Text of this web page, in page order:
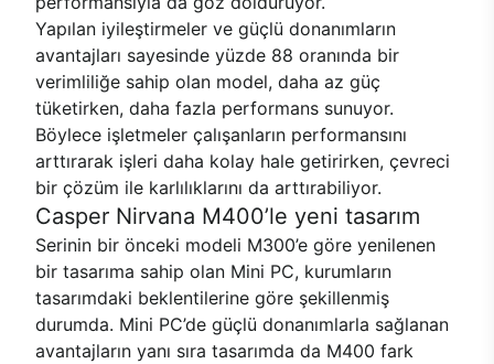
Yapılan iyileştirmeler ve güçlü donanımların
avantajları sayesinde yüzde 88 oranında bir
verimliliğe sahip olan model, daha az güç
tüketirken, daha fazla performans sunuyor.
Böylece işletmeler çalışanların performansını
arttırarak işleri daha kolay hale getirirken, çevreci
bir çözüm ile karlılıklarını da arttırabiliyor.
Casper Nirvana M400’le yeni tasarım
Serinin bir önceki modeli M300’e göre yenilenen
bir tasarıma sahip olan Mini PC, kurumların
tasarımdaki beklentilerine göre şekillenmiş
durumda. Mini PC’de güçlü donanımlarla sağlanan
avantajların yanı sıra tasarımda da M400 fark